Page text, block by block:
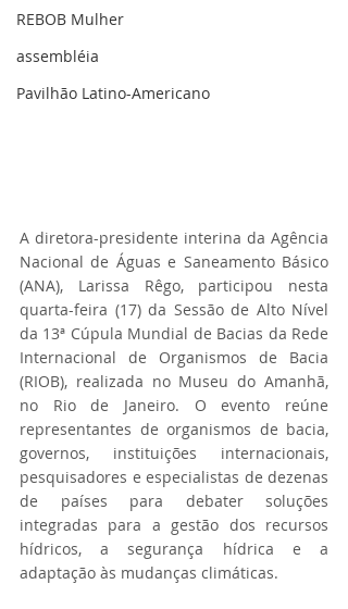
REBOB Mulher
assembléia
Pavilhão Latino-Americano
A diretora-presidente interina da Agência
Nacional de Águas e Saneamento Básico
(ANA), Larissa Rêgo, participou nesta
quarta-feira (17) da Sessão de Alto Nível
da 13ª Cúpula Mundial de Bacias da Rede
Internacional de Organismos de Bacia
(RIOB), realizada no Museu do Amanhã,
no Rio de Janeiro. O evento reúne
representantes de organismos de bacia,
governos, instituições internacionais,
pesquisadores e especialistas de dezenas
de países para debater soluções
integradas para a gestão dos recursos
hídricos, a segurança hídrica e a
adaptação às mudanças climáticas.